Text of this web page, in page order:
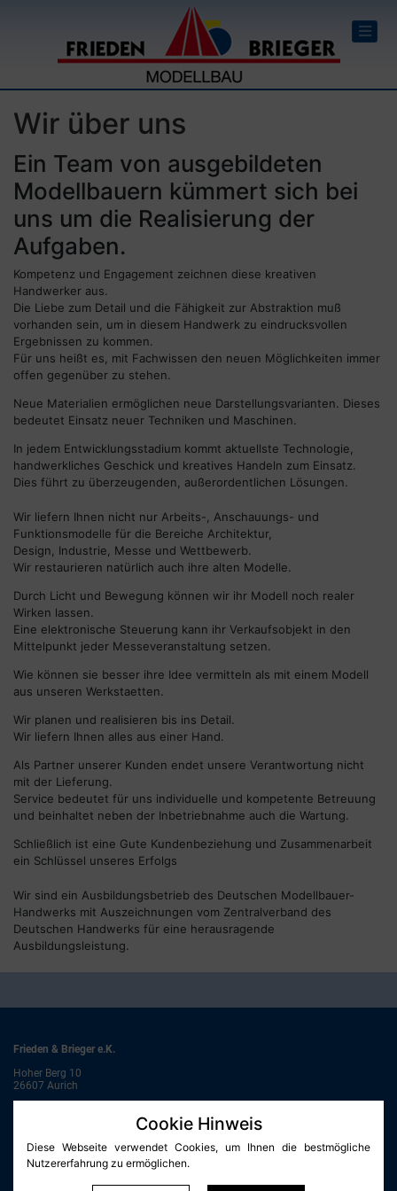
Wir über uns
Ein Team von ausgebildeten
Modellbauern kümmert sich bei
uns um die Realisierung der
Aufgaben.
Kompetenz und Engagement zeichnen diese kreativen
Handwerker aus.
Die Liebe zum Detail und die Fähigkeit zur Abstraktion muß
vorhanden sein, um in diesem Handwerk zu eindrucksvollen
Ergebnissen zu kommen.
Für uns heißt es, mit Fachwissen den neuen Möglichkeiten immer
offen gegenüber zu stehen.
Neue Materialien ermöglichen neue Darstellungsvarianten. Dieses
bedeutet Einsatz neuer Techniken und Maschinen.
In jedem Entwicklungsstadium kommt aktuellste Technologie,
handwerkliches Geschick und kreatives Handeln zum Einsatz.
Dies führt zu überzeugenden, außerordentlichen Lösungen.
Wir liefern Ihnen nicht nur Arbeits-, Anschauungs- und
Funktionsmodelle für die Bereiche Architektur,
Design, Industrie, Messe und Wettbewerb.
Wir restaurieren natürlich auch ihre alten Modelle.
Durch Licht und Bewegung können wir ihr Modell noch realer
Wirken lassen.
Eine elektronische Steuerung kann ihr Verkaufsobjekt in den
Mittelpunkt jeder Messeveranstaltung setzen.
Wie können sie besser ihre Idee vermitteln als mit einem Modell
aus unseren Werkstaetten.
Wir planen und realisieren bis ins Detail.
Wir liefern Ihnen alles aus einer Hand.
Als Partner unserer Kunden endet unsere Verantwortung nicht
mit der Lieferung.
Service bedeutet für uns individuelle und kompetente Betreuung
und beinhaltet neben der Inbetriebnahme auch die Wartung.
Schließlich ist eine Gute Kundenbeziehung und Zusammenarbeit
ein Schlüssel unseres Erfolgs
Wir sind ein Ausbildungsbetrieb des Deutschen Modellbauer-
Handwerks mit Auszeichnungen vom Zentralverband des
Deutschen Handwerks für eine herausragende
Ausbildungsleistung.
Frieden & Brieger e.K.
Hoher Berg 10
26607 Aurich
Cookie Hinweis
Diese Webseite verwendet Cookies, um Ihnen die bestmögliche
Nutzererfahrung zu ermöglichen.